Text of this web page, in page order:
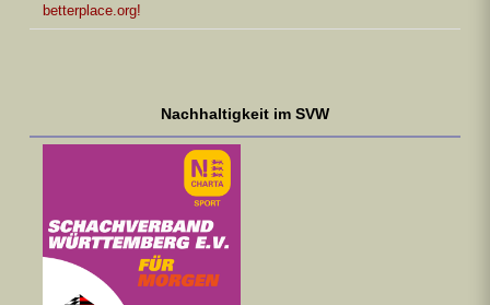
betterplace.org!
Nachhaltigkeit im SVW